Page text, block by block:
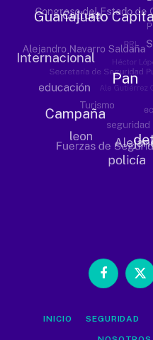
Facebook
X
INICIO SEGURIDAD